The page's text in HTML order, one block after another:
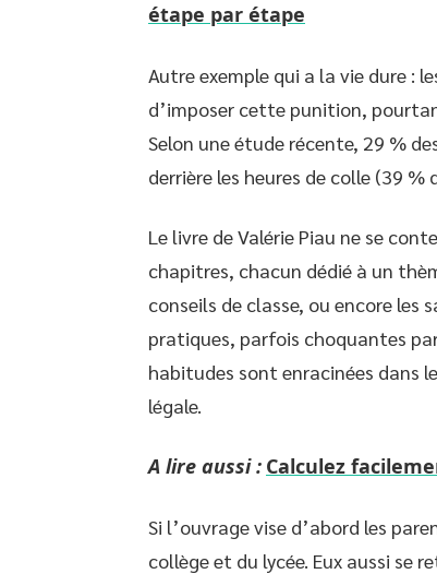
étape par étape
Autre exemple qui a la vie dure :
d’imposer cette punition,
Selon une étude récente, 29 %
derrière les heures de colle (39 %
Le livre de Valérie Piau ne se
chapitres, chacun dédié à un
conseils de classe, ou encore les
pratiques, parfois choquantes
habitudes sont enracinées dans
légale.
A lire aussi : Calculez
Si l’ouvrage vise d’abord les
collège et du lycée. Eux aussi se